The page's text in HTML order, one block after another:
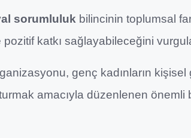
sorumluluk bilincinin toplumsal
katkı sağlayabileceğini
genç kadınların
amacıyla düzenlenen